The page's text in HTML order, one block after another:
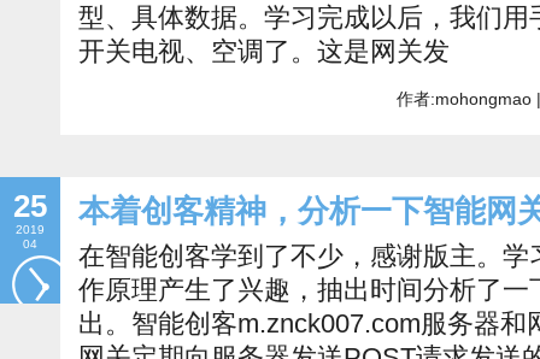
型、具体数据。学习完成以后，我们
开关电视、空调了。这是网关发
作者:mohongmao
25
2019
04
本着创客精神，分析一下智能网
在智能创客学到了不少，感谢版主。
作原理产生了兴趣，抽出时间分析了
出。智能创客m.znck007.com服务器